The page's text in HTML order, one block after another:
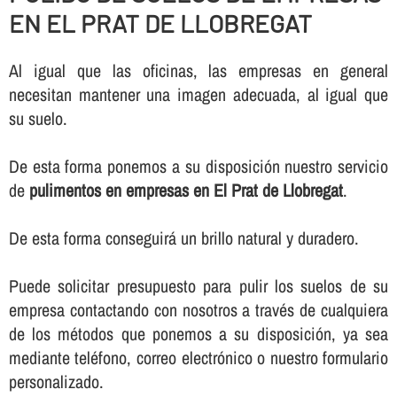
EN EL PRAT DE LLOBREGAT
Al igual que las oficinas, las empresas en general
necesitan mantener una imagen adecuada, al igual que
su suelo.
De esta forma ponemos a su disposición nuestro servicio
de pulimentos en empresas en El Prat de Llobregat.
De esta forma conseguirá un brillo natural y duradero.
Puede solicitar presupuesto para pulir los suelos de su
empresa contactando con nosotros a través de cualquiera
de los métodos que ponemos a su disposición, ya sea
mediante teléfono, correo electrónico o nuestro formulario
personalizado.